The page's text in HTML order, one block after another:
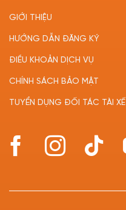
GIỚI THIỆU
HƯỚNG DẪN ĐĂNG KÝ
ĐIỀU KHOẢN DỊCH VỤ
CHÍNH SÁCH BẢO MẬT
TUYỂN DỤNG ĐỐI TÁC TÀI XẾ